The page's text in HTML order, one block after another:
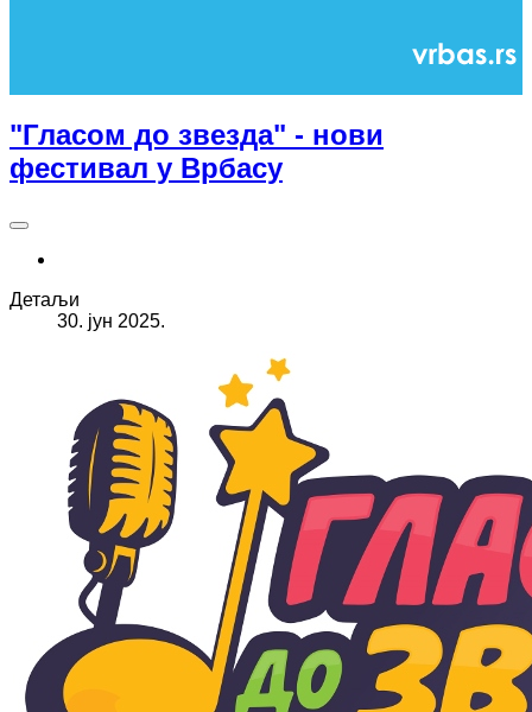
"Гласом до звезда" - нови
фестивал у Врбасу
Детаљи
30. јун 2025.